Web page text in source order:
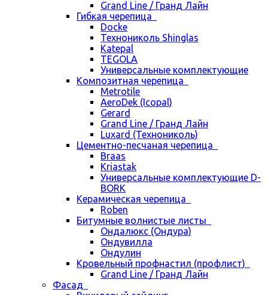
Grand Line / Гранд Лайн
Гибкая черепица
Docke
Технониколь Shinglas
Katepal
TEGOLA
Универсальные комплектующие
Композитная черепица
Metrotile
AeroDek (Icopal)
Gerard
Grand Line / Гранд Лайн
Luxard (Технониколь)
Цементно-песчаная черепица
Braas
Kriastak
Универсальные комплектующие D-
BORK
Керамическая черепица
Roben
Битумные волнистые листы
Ондалюкс (Ондура)
Ондувилла
Ондулин
Кровельный профнастил (профлист)
Grand Line / Гранд Лайн
Фасад